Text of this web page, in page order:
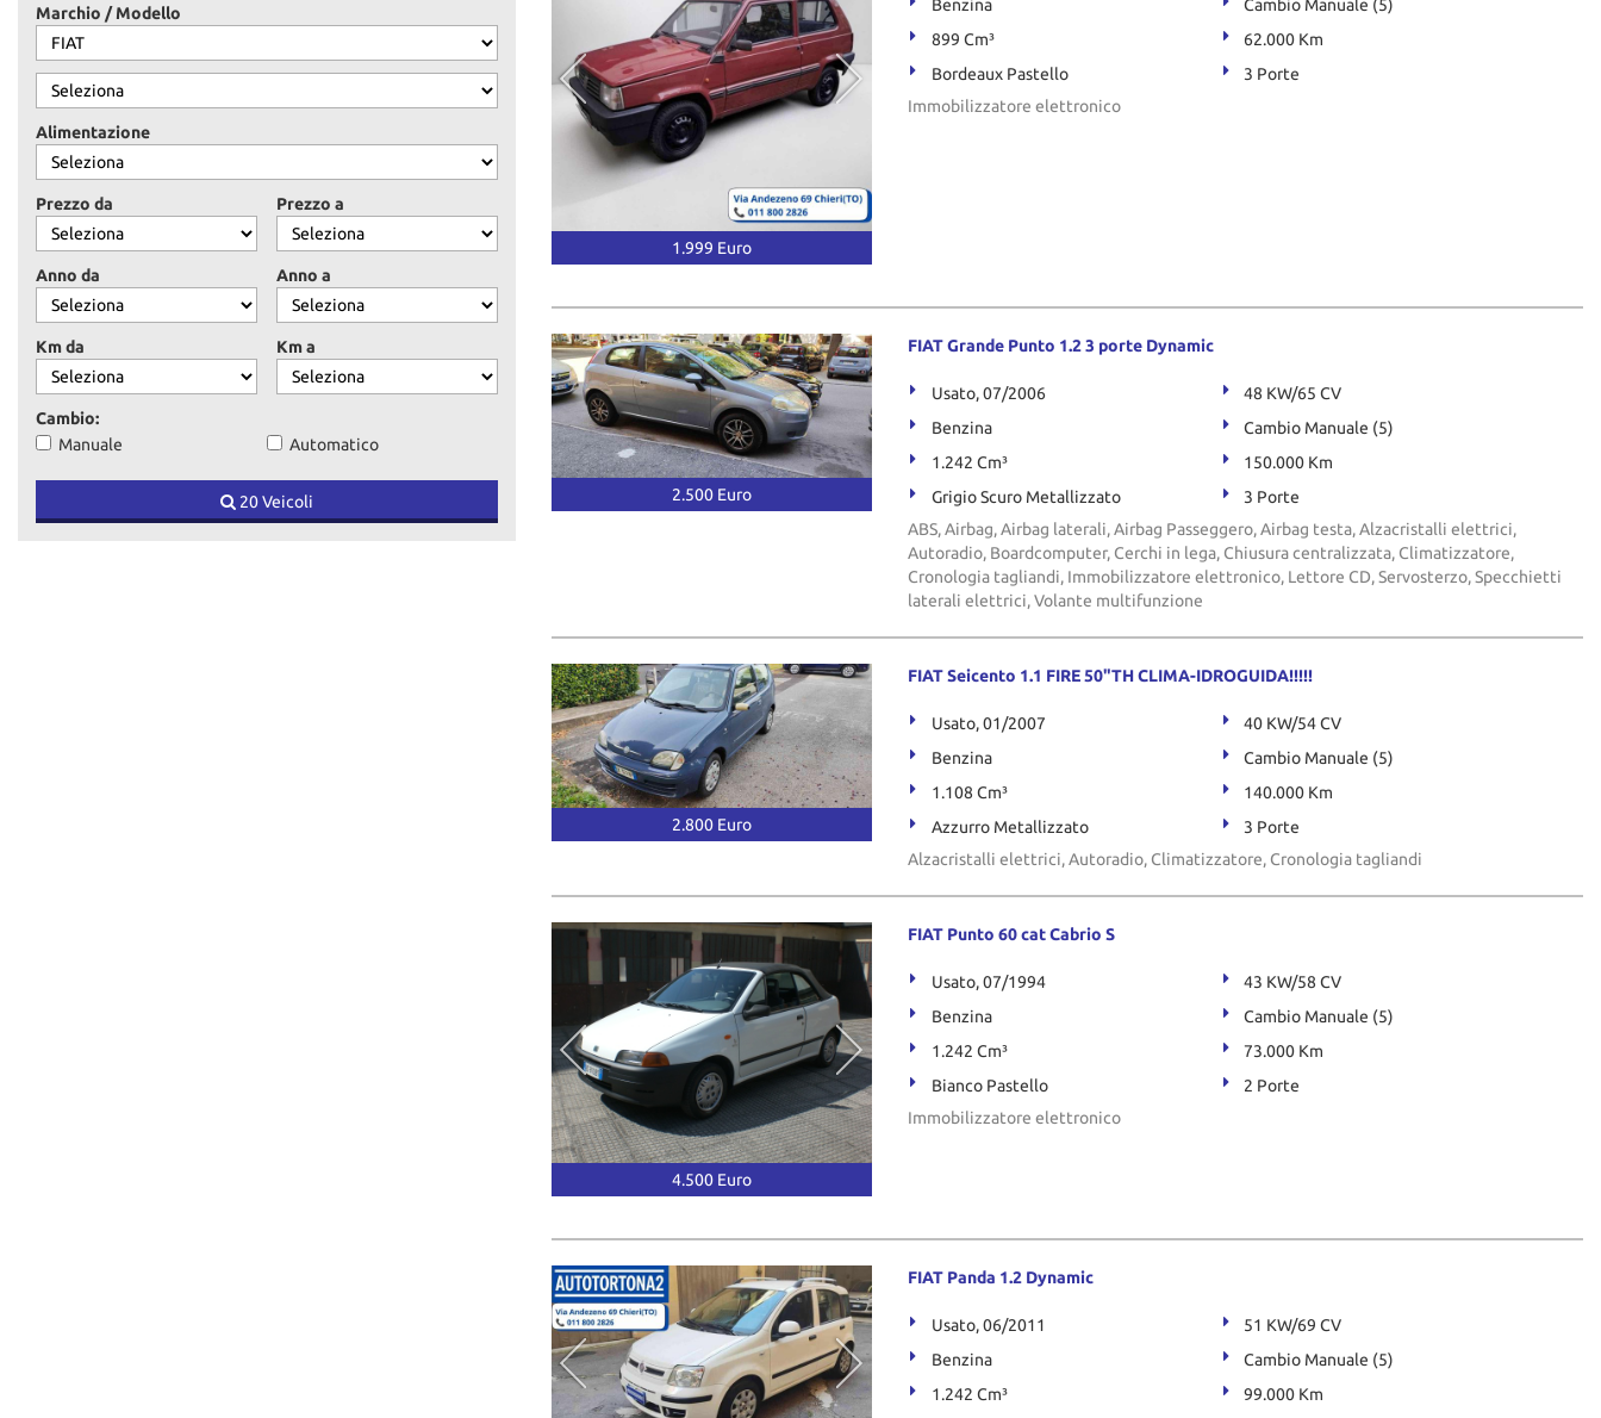
Marchio / Modello
Alimentazione
Prezzo da Prezzo a
Anno da Anno a
Km da Km a
Cambio:
Manuale
Automatico
20 Veicoli
1.999 Euro
Benzina
Cambio Manuale (5)
899 Cm³
62.000 Km
Bordeaux Pastello
3 Porte
Immobilizzatore elettronico
2.500 Euro
FIAT Grande Punto 1.2 3 porte Dynamic
Usato, 07/2006
48 KW/65 CV
Benzina
Cambio Manuale (5)
1.242 Cm³
150.000 Km
Grigio Scuro Metallizzato
3 Porte
ABS, Airbag, Airbag laterali, Airbag Passeggero, Airbag testa, Alzacristalli elettrici,
Autoradio, Boardcomputer, Cerchi in lega, Chiusura centralizzata, Climatizzatore,
Cronologia tagliandi, Immobilizzatore elettronico, Lettore CD, Servosterzo, Specchietti
laterali elettrici, Volante multifunzione
2.800 Euro
FIAT Seicento 1.1 FIRE 50"TH CLIMA-IDROGUIDA!!!!!
Usato, 01/2007
40 KW/54 CV
Benzina
Cambio Manuale (5)
1.108 Cm³
140.000 Km
Azzurro Metallizzato
3 Porte
Alzacristalli elettrici, Autoradio, Climatizzatore, Cronologia tagliandi
4.500 Euro
FIAT Punto 60 cat Cabrio S
Usato, 07/1994
43 KW/58 CV
Benzina
Cambio Manuale (5)
1.242 Cm³
73.000 Km
Bianco Pastello
2 Porte
Immobilizzatore elettronico
FIAT Panda 1.2 Dynamic
Usato, 06/2011
51 KW/69 CV
Benzina
Cambio Manuale (5)
1.242 Cm³
99.000 Km
tracciamento
che
adottiamo
per
offrire
le
funzionalità
e
svolgere
le
attività
di
seguito
descritte.
Per
ottenere
maggiori
informazioni
sull'utilità
sul